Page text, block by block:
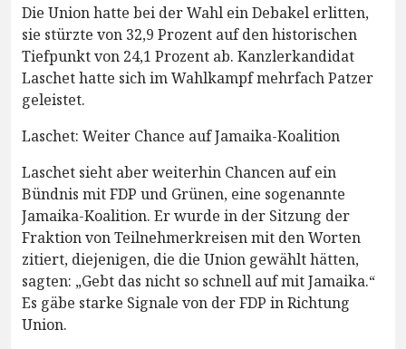
Die Union hatte bei der Wahl ein Debakel erlitten,
sie stürzte von 32,9 Prozent auf den historischen
Tiefpunkt von 24,1 Prozent ab. Kanzlerkandidat
Laschet hatte sich im Wahlkampf mehrfach Patzer
geleistet.
Laschet: Weiter Chance auf Jamaika-Koalition
Laschet sieht aber weiterhin Chancen auf ein
Bündnis mit FDP und Grünen, eine sogenannte
Jamaika-Koalition. Er wurde in der Sitzung der
Fraktion von Teilnehmerkreisen mit den Worten
zitiert, diejenigen, die die Union gewählt hätten,
sagten: „Gebt das nicht so schnell auf mit Jamaika.“
Es gäbe starke Signale von der FDP in Richtung
Union.